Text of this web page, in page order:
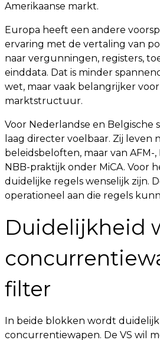
Amerikaanse markt.
Europa heeft een andere
ervaring met de vertaling van
naar vergunningen, registers,
einddata. Dat is minder
wet, maar vaak belangrijker
marktstructuur.
Voor Nederlandse en Belgische
laag directer voelbaar. Zij leven
beleidsbeloften, maar van AFM-,
NBB-praktijk onder MiCA. Voor
duidelijke regels wenselijk zijn.
operationeel aan die regels
Duidelijkheid
filter
In beide blokken wordt
concurrentiewapen. De VS wil